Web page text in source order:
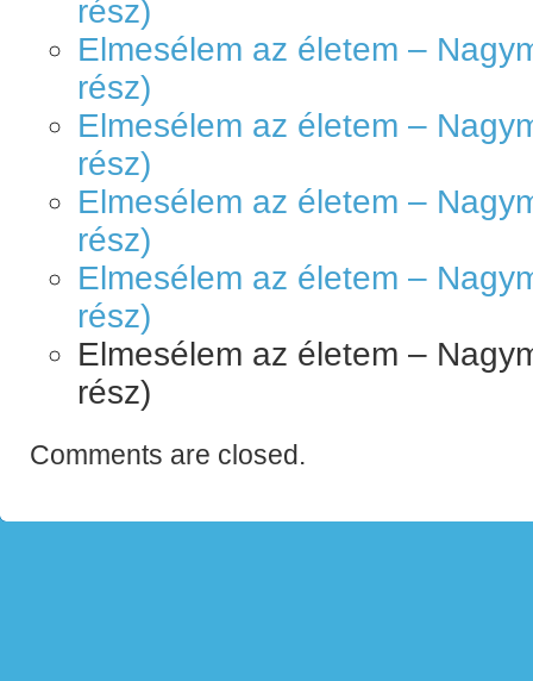
rész)
Elmesélem az életem –
rész)
Elmesélem az életem –
rész)
Elmesélem az életem –
rész)
Elmesélem az életem –
rész)
Elmesélem az életem –
rész)
Comments are closed.